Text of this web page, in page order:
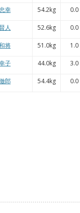
幸 54.2kg 0.0
人 52.6kg 0.0
将 51.0kg 1.0
子 44.0kg 3.0
郎 54.4kg 0.0